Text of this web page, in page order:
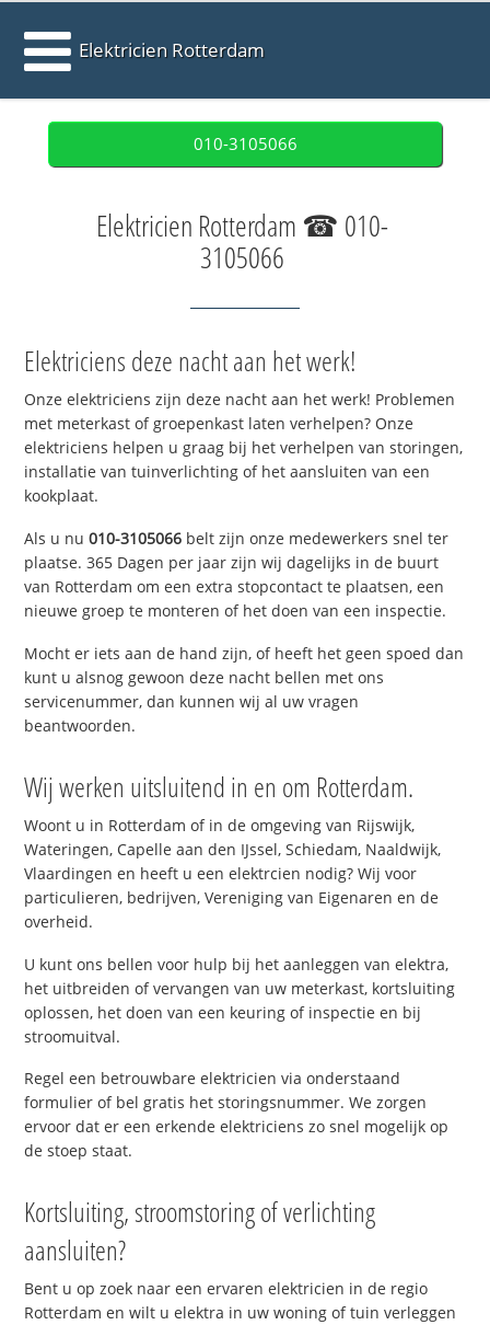
Elektricien Rotterdam
010-3105066
Elektricien Rotterdam ☎ 010-
3105066
Elektriciens deze nacht aan het werk!
Onze elektriciens zijn deze nacht aan het werk! Problemen
met meterkast of groepenkast laten verhelpen? Onze
elektriciens helpen u graag bij het verhelpen van storingen,
installatie van tuinverlichting of het aansluiten van een
kookplaat.
Als u nu010-3105066 belt zijn onze medewerkers snel ter
plaatse. 365 Dagen per jaar zijn wij dagelijks in de buurt
van Rotterdam om een extra stopcontact te plaatsen, een
nieuwe groep te monteren of het doen van een inspectie.
Mocht er iets aan de hand zijn, of heeft het geen spoed dan
kunt u alsnog gewoon deze nacht bellen met ons
servicenummer, dan kunnen wij al uw vragen
beantwoorden.
Wij werken uitsluitend in en om Rotterdam.
Woont u in Rotterdam of in de omgeving van Rijswijk,
Wateringen, Capelle aan den IJssel, Schiedam, Naaldwijk,
Vlaardingen en heeft u een elektrcien nodig? Wij voor
particulieren, bedrijven, Vereniging van Eigenaren en de
overheid.
U kunt ons bellen voor hulp bij het aanleggen van elektra,
het uitbreiden of vervangen van uw meterkast, kortsluiting
oplossen, het doen van een keuring of inspectie en bij
stroomuitval.
Regel een betrouwbare elektricien via onderstaand
formulier of bel gratis het storingsnummer. We zorgen
ervoor dat er een erkende elektriciens zo snel mogelijk op
de stoep staat.
Kortsluiting, stroomstoring of verlichting
aansluiten?
Bent u op zoek naar een ervaren elektricien in de regio
Rotterdam en wilt u elektra in uw woning of tuin verleggen